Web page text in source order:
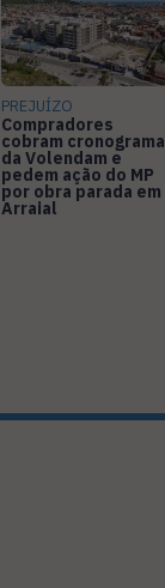
PREJUÍZO
Compradores
cobram cronograma
da Volendam e
pedem ação do MP
por obra parada em
Arraial